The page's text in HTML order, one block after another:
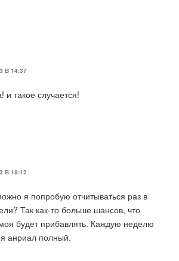
В 14:37
и такое случается!
В 18:12
я попробую отчитываться раз в
Так как-то больше шансов, что
будет прибавлять. Каждую неделю
анриал полный.